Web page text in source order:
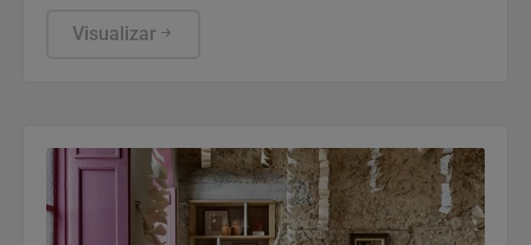
Visualizar